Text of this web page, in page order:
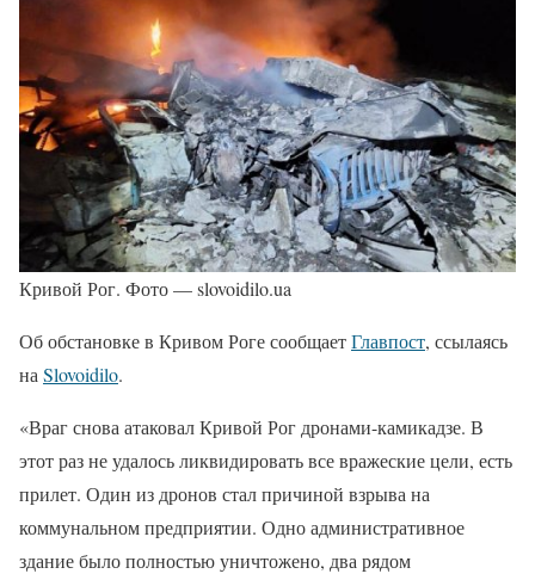
Кривой Рог. Фото — slovoidilo.ua
Об обстановке в Кривом Роге сообщаетГлавпост, ссылаясь
на Slovoidilo.
«Враг снова атаковал Кривой Рог дронами-камикадзе. В
этот раз не удалось ликвидировать все вражеские цели, есть
прилет. Один из дронов стал причиной взрыва на
коммунальном предприятии. Одно административное
здание было полностью уничтожено, два рядом